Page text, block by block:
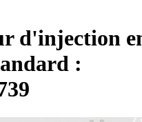
d'injection
: